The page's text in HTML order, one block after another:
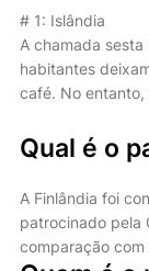
# 1: Islândia
A chamada
habitantes
café. No entanto,
Qual é o
A Finlândia foi
patrocinado pela
comparação com